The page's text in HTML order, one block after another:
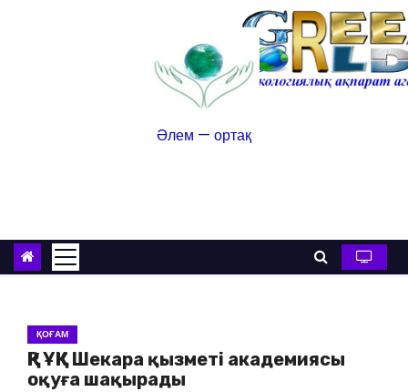
Әлем — ортақ
ҚОҒАМ
ҚР ҰҚК Шекара қызметі академиясы
оқуға шақырады